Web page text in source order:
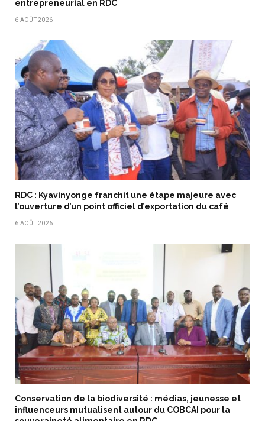
entrepreneurial en RDC
6 AOÛT 2026
RDC : Kyavinyonge franchit une étape majeure avec
l’ouverture d’un point officiel d’exportation du café
6 AOÛT 2026
Conservation de la biodiversité : médias, jeunesse et
influenceurs mutualisent autour du COBCAI pour la